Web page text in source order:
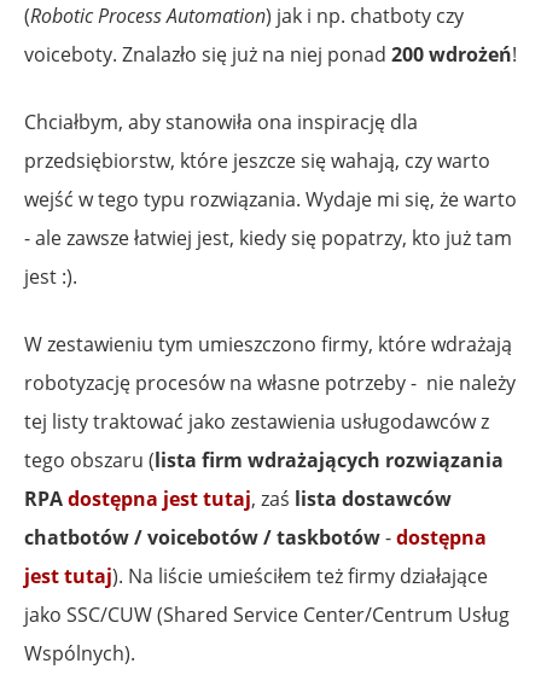
(Robotic Process Automation) jak i np. chatboty czy
voiceboty. Znalazło się już na niej ponad 200 wdrożeń!
Chciałbym, aby stanowiła ona inspirację dla
przedsiębiorstw, które jeszcze się wahają, czy warto
wejść w tego typu rozwiązania. Wydaje mi się, że warto
- ale zawsze łatwiej jest, kiedy się popatrzy, kto już tam
jest :).
W zestawieniu tym umieszczono firmy, które wdrażają
robotyzację procesów na własne potrzeby - nie należy
tej listy traktować jako zestawienia usługodawców z
tego obszaru (lista firm wdrażających rozwiązania
RPAdostępna jest tutaj, zaś lista dostawców
chatbotów / voicebotów / taskbotów-dostępna
jest tutaj). Na liście umieściłem też firmy działające
jako SSC/CUW (Shared Service Center/Centrum Usług
Wspólnych).